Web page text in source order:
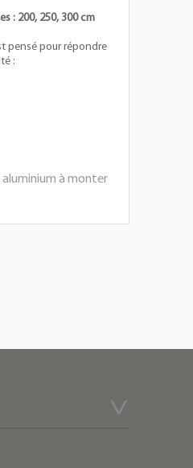
: 200, 250, 300 cm
pensé pour répondre
:
aluminium à monter